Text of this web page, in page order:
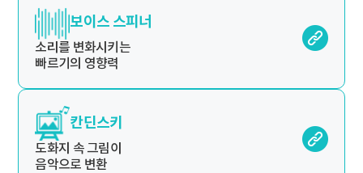
보이스 스피너
소리를 변화시키는
빠르기의 영향력
칸딘스키
도화지 속 그림이
음악으로 변환